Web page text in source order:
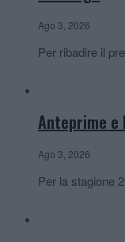
Ago 3, 2026
Per ribadire il
Anteprime e
Ago 3, 2026
Per la stagione